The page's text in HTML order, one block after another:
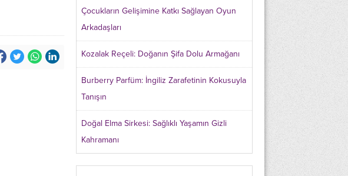
Çocukların Gelişimine Katkı Sağlayan Oyun
Arkadaşları
Kozalak Reçeli: Doğanın Şifa Dolu Armağanı
Burberry Parfüm: İngiliz Zarafetinin Kokusuyla
Tanışın
Doğal Elma Sirkesi: Sağlıklı Yaşamın Gizli
Kahramanı